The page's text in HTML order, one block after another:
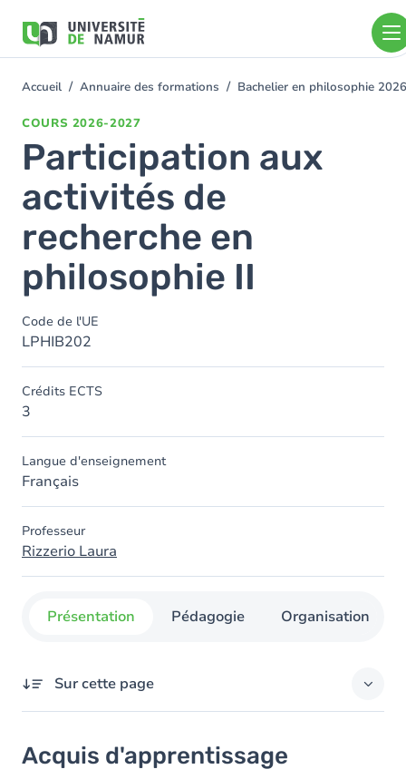
contenu
You
Accueil Annuaire des formations Bachelier en philosophie
COURS 2026-2027
Participation aux
activités de
recherche en
philosophie II
Code de l'UE
LPHIB202
Crédits ECTS
3
Langue d'enseignement
Français
Professeur
Rizzerio Laura
Présentation Pédagogie Organisation
Sur cette page
Objectifs
Acquis d'apprentissage